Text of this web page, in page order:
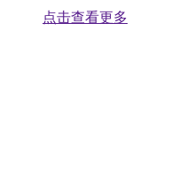
点击查看更多